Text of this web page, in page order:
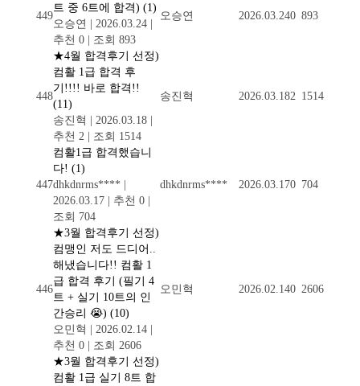
449
트 중 6트에 합격) (1)
오승연 | 2026.03.24 |
추천 0 | 조회 893
오승연 2026.03.240 893
448
★4월 합격후기 선정)
컴활 1급 합격 후
기!!!! 바로 합격!!
(11)
송진혁 | 2026.03.18 |
추천 2 | 조회 1514
송진혁 2026.03.182 1514
447
컴활1급 합격했습니
다! (1)
dhkdnrms**** |
2026.03.17 | 추천 0 |
조회 704
dhkdnrms**** 2026.03.170 704
446
★3월 합격후기 선정)
컴맹인 저도 드디어..
해냈습니다!! 컴활 1
급 합격 후기 (필기 4
트 + 실기 10트의 인
간승리 😭) (10)
오민혁 | 2026.02.14 |
추천 0 | 조회 2606
오민혁 2026.02.140 2606
★3월 합격후기 선정)
컴활 1급 실기 8트 합